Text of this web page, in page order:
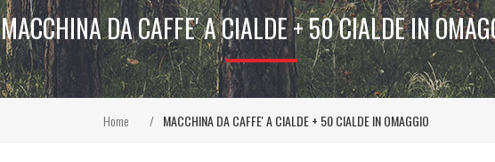
Home / MACCHINA DA CAFFE' A CIALDE + 50 CIALDE IN OMAGGIO
MACCHINA DA CAFFE' A CIALDE + 50 CIALDE IN